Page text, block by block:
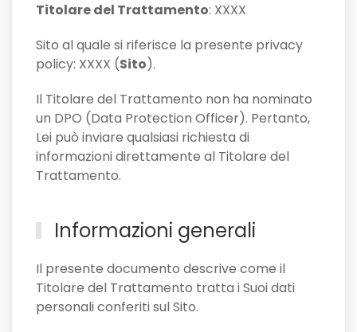
Titolare del Trattamento: XXXX
Sito al quale si riferisce la presente privacy
policy: XXXX (Sito).
Il Titolare del Trattamento non ha nominato
un DPO (Data Protection Officer). Pertanto,
Lei può inviare qualsiasi richiesta di
informazioni direttamente al Titolare del
Trattamento.
Informazioni generali
Il presente documento descrive come il
Titolare del Trattamento tratta i Suoi dati
personali conferiti sul Sito.